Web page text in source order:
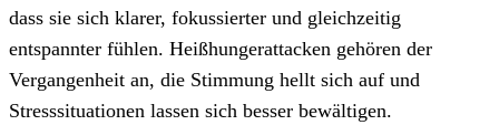
dass sie sich klarer, fokussierter und gleichzeitig
entspannter fühlen. Heißhungerattacken gehören der
Vergangenheit an, die Stimmung hellt sich auf und
Stresssituationen lassen sich besser bewältigen.